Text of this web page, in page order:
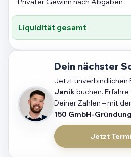
Liquidität gesamt
Dein nächster
Jetzt unverbindlichen
Janikbuchen.
Deiner Zahlen – mit
150 GmbH-
Jetzt